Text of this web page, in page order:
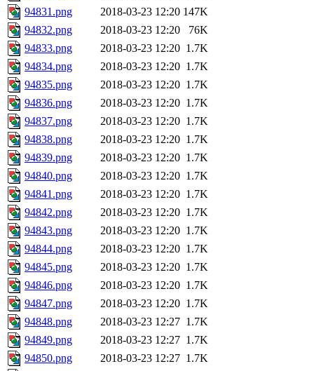
94831.png
2018-03-23 12:20 147K
94832.png
2018-03-23 12:20
76K
94833.png
2018-03-23 12:20 1.7K
94834.png
2018-03-23 12:20 1.7K
94835.png
2018-03-23 12:20 1.7K
94836.png
2018-03-23 12:20 1.7K
94837.png
2018-03-23 12:20 1.7K
94838.png
2018-03-23 12:20 1.7K
94839.png
2018-03-23 12:20 1.7K
94840.png
2018-03-23 12:20 1.7K
94841.png
2018-03-23 12:20 1.7K
94842.png
2018-03-23 12:20 1.7K
94843.png
2018-03-23 12:20 1.7K
94844.png
2018-03-23 12:20 1.7K
94845.png
2018-03-23 12:20 1.7K
94846.png
2018-03-23 12:20 1.7K
94847.png
2018-03-23 12:20 1.7K
94848.png
2018-03-23 12:27 1.7K
94849.png
2018-03-23 12:27 1.7K
94850.png
2018-03-23 12:27 1.7K